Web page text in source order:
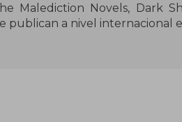
Malediction Novels, Dark
publican a nivel internacional
Alberta.